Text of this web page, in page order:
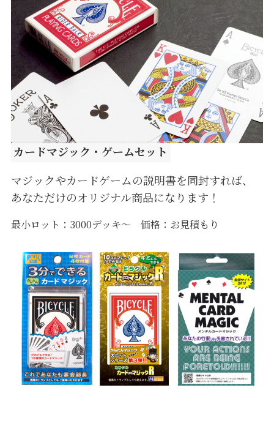
カードマジック・ゲームセット
マジックやカードゲームの説明書を同封すれば、
あなただけのオリジナル商品になります！
最小ロット：3000デッキ～ 価格：お見積もり